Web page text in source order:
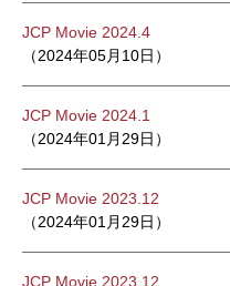
JCP Movie 2024.4
（2024年05月10日）
JCP Movie 2024.1
（2024年01月29日）
JCP Movie 2023.12
（2024年01月29日）
JCP Movie 2023.12